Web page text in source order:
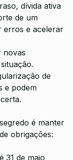
dívida ativa
de um
erros e acelerar
novas
de
e podem
é manter
obrigações:
31 de maio